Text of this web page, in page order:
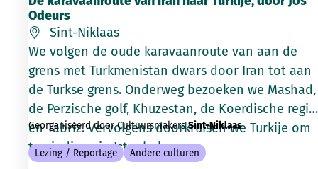
Odeurs
Sint-Niklaas
We volgen de oude karavaanroute van aan de
grens met Turkmenistan dwars door Iran tot aan
de Turkse grens. Onderweg bezoeken we Mashad,
de Perzische golf, Khuzestan, de Koerdische regio
en Tabriz. Vervolgens doorkruisen we Turkije om
te eindigen in Istanbul.
Georganiseerd door CultuursmakersSint-Niklaas
Lezing / Reportage Andere culturen